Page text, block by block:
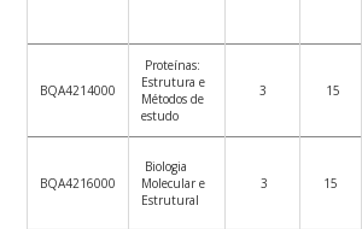
BQA4214000
Proteínas:
Estrutura e
Métodos de
estudo
3 15
BQA4216000
Biologia
Molecular e
Estrutural
3 15